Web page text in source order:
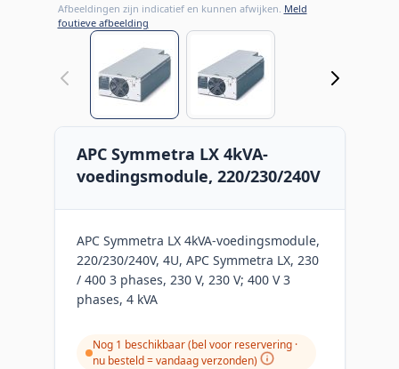
Afbeeldingen zijn indicatief en kunnen afwijken. Meld
foutieve afbeelding
View larger image
APC Symmetra LX 4kVA-
voedingsmodule, 220/230/240V
APC Symmetra LX 4kVA-voedingsmodule,
220/230/240V, 4U, APC Symmetra LX, 230
/ 400 3 phases, 230 V, 230 V; 400 V 3
phases, 4 kVA
Nog 1 beschikbaar (bel voor reservering ·
nu besteld = vandaag verzonden)